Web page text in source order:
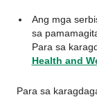
Ang mga
sa
Para sa
Health and
Para sa